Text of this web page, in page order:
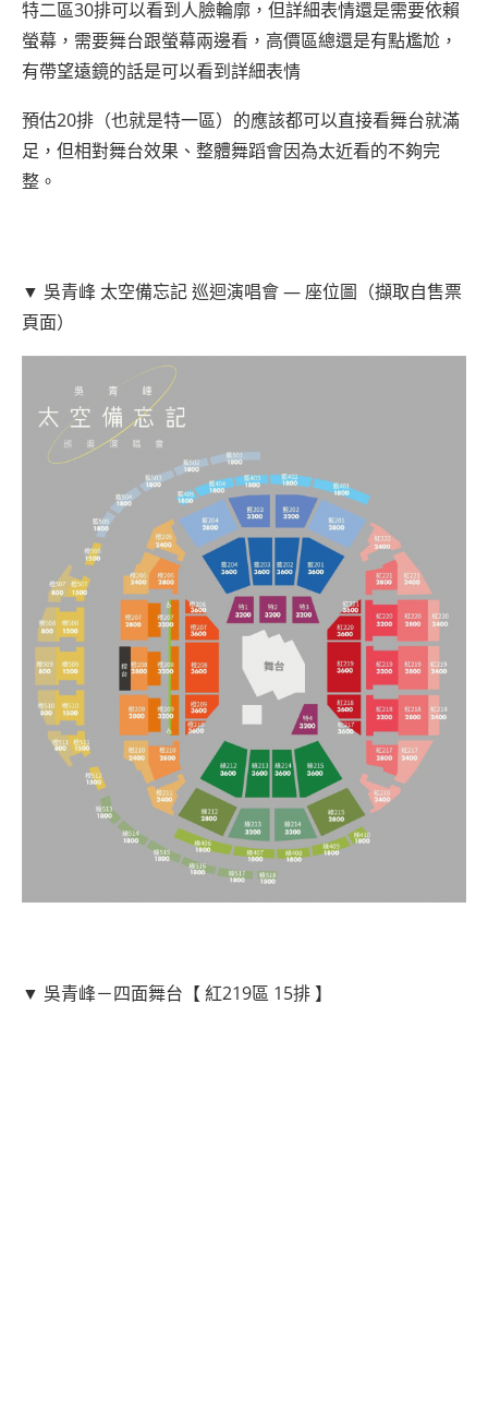
特二區30排可以看到人臉輪廓，但詳細表情還是需要依賴
螢幕，需要舞台跟螢幕兩邊看，高價區總還是有點尷尬，
有帶望遠鏡的話是可以看到詳細表情
預估20排（也就是特一區）的應該都可以直接看舞台就滿
足，但相對舞台效果、整體舞蹈會因為太近看的不夠完
整。
▼ 吳青峰 太空備忘記 巡迴演唱會 — 座位圖（擷取自售票
頁面）
▼ 吳青峰－四面舞台【 紅219區 15排 】